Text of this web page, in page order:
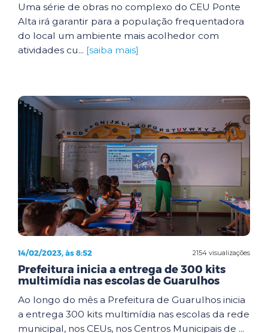
Uma série de obras no complexo do CEU Ponte
Alta irá garantir para a população frequentadora
do local um ambiente mais acolhedor com
atividades cu... [saiba mais]
2154 visualizações
14/02/2023, às 8:52
Prefeitura inicia a entrega de 300 kits
multimídia nas escolas de Guarulhos
Ao longo do mês a Prefeitura de Guarulhos inicia
a entrega 300 kits multimídia nas escolas da rede
municipal, nos CEUs, nos Centros Municipais de ...